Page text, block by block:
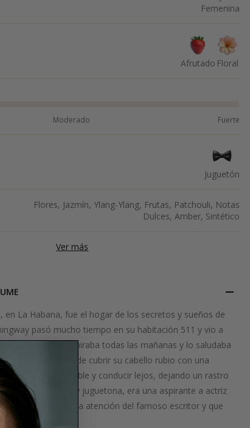
Femenina
Afrutado Floral
Moderado Fuerte
Juguetón
Flores, Jazmín, Ylang-Ylang, Frutas, Patchouli, Notas
Dulces, Amber, Sintético
Ver más
en La Habana, fue el hogar de los secretos y sueños de
pasó mucho tiempo en su habitación 511 y vio a
Alguien que miraba todas las mañanas y lo saludaba
coqueto, antes de cubrir su cabello rubio con una
en un descapotable y conducir lejos, dejando un rastro
chica, seductora y juguetona, era una aspirante a actriz
mujer que negó la atención del famoso escritor y que
en su corazón.